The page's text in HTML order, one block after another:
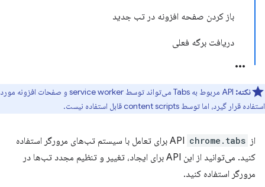
باز کردن صفحه افزونه در تب جدید
دریافت برگه فعلی
نکته:
API مربوط به Tabs می‌تواند توسط service worker و صفحات افزونه مورد
استفاده قرار گیرد، اما توسط content scripts قابل استفاده نیست.
از API chrome.tabs
برای تعامل با سیستم تب‌های مرورگر استفاده
کنید. می‌توانید از این API برای ایجاد، تغییر و تنظیم مجدد تب‌ها در
مرورگر استفاده کنید.